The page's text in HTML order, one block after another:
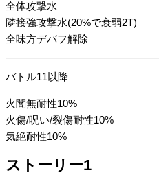
全体攻撃水
隣接強攻撃水(20%で衰弱2T)
全味方デバフ解除
バトル11以降
火闇無耐性10%
火傷/呪い/裂傷耐性10%
気絶耐性10%
ストーリー1